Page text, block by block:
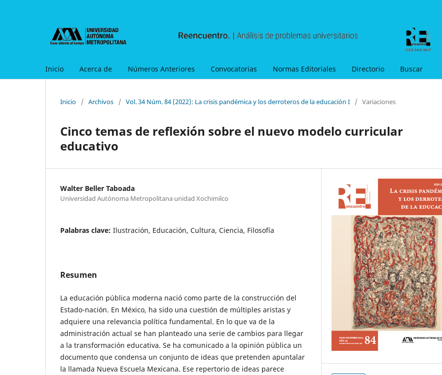
Inicio Acerca de Números Anteriores Convocatorias Normas Editoriales Directorio Buscar
Inicio / Archivos / Vol. 34 Núm. 84 (2022): La crisis pandémica y los derroteros de la educación I / Variaciones
Cinco temas de reflexión sobre el nuevo modelo curricular
educativo
Walter Beller Taboada
Universidad Autónoma Metropolitana unidad Xochimilco
Palabras clave: Ilustración, Educación, Cultura, Ciencia, Filosofía
Resumen
La educación pública moderna nació como parte de la construcción del
Estado-nación. En México, ha sido una cuestión de múltiples aristas y
adquiere una relevancia política fundamental. En lo que va de la
administración actual se han planteado una serie de cambios para llegar
a la transformación educativa. Se ha comunicado a la opinión pública un
documento que condensa un conjunto de ideas que pretenden apuntalar
la llamada Nueva Escuela Mexicana. Ese repertorio de ideas parece